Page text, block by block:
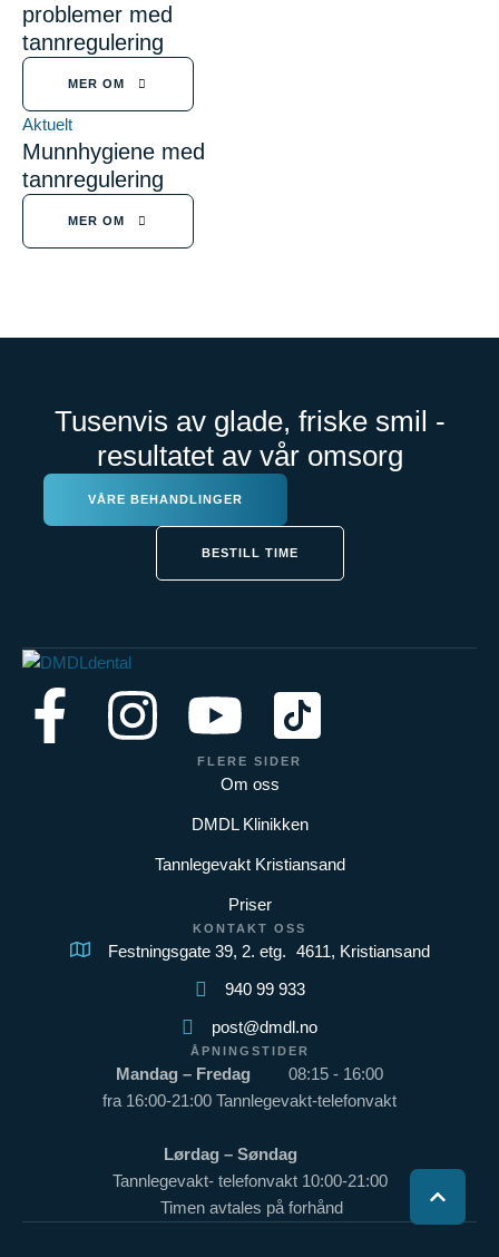
problemer med
tannregulering
MER OM
Aktuelt
Munnhygiene med
tannregulering
MER OM
Tusenvis av glade, friske smil -
resultatet av vår omsorg
VÅRE BEHANDLINGER
BESTILL TIME
FLERE SIDER
Om oss
DMDL Klinikken
Tannlegevakt Kristiansand
Priser
KONTAKT OSS
Festningsgate 39, 2. etg. 4611, Kristiansand
940 99 933
post@dmdl.no
ÅPNINGSTIDER
Mandag – Fredag 08:15 - 16:00
fra 16:00-21:00 Tannlegevakt-telefonvakt
Lørdag – Søndag
Tannlegevakt- telefonvakt 10:00-21:00
Timen avtales på forhånd